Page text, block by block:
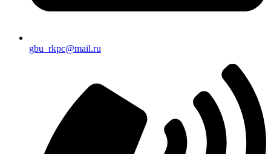
gbu_rkpc@mail.ru